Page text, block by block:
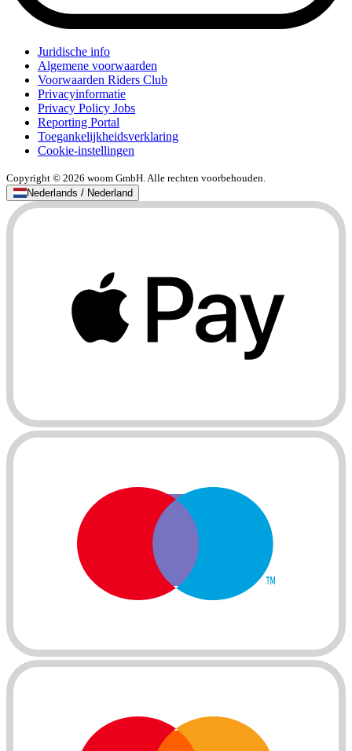
Juridische info
Algemene voorwaarden
Voorwaarden Riders Club
Privacyinformatie
Privacy Policy Jobs
Reporting Portal
Toegankelijkheidsverklaring
Cookie-instellingen
Copyright © 2026 woom GmbH. Alle rechten voorbehouden.
Nederlands / Nederland